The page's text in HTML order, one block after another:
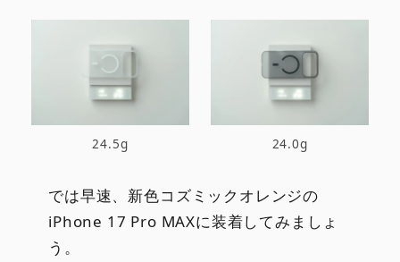
24.5g 24.0g
では早速、新色コズミックオレンジの
iPhone 17 Pro MAXに装着してみましょ
う。